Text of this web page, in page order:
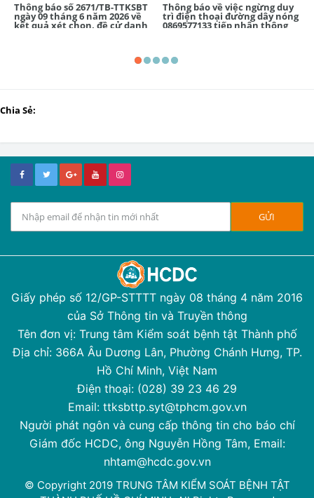
Thông báo số 2671/TB-TTKSBT
ngày 09 tháng 6 năm 2026 về
kết quả xét chọn, đề cử danh
Thông báo về việc ngừng duy
trì điện thoại đường dây nóng
0869577133 tiếp nhận thông
Chia Sẻ:
Giấy phép số 12/GP-STTTT ngày 08 tháng 4 năm 2016
của Sở Thông tin và Truyền thông
Tên đơn vị: Trung tâm Kiểm soát bệnh tật Thành phố
Địa chỉ: 366A Âu Dương Lân, Phường Chánh Hưng, TP.
Hồ Chí Minh, Việt Nam
Điện thoại: (028) 39 23 46 29
Email: ttksbttp.syt@tphcm.gov.vn
Người phát ngôn và cung cấp thông tin cho báo chí
Giám đốc HCDC, ông Nguyễn Hồng Tâm, Email:
nhtam@hcdc.gov.vn
© Copyright 2019 TRUNG TÂM KIỂM SOÁT BỆNH TẬT